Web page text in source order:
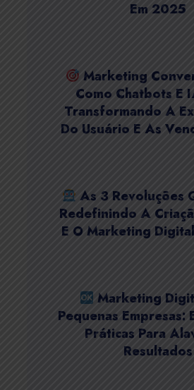
Em 2025
Marketing
Como Chatbots E
Transformando A
Do Usuário E As
As 3 Revoluções
Redefinindo A
E O Marketing
Marketing
Pequenas Empresas:
Práticas Para
Resultados